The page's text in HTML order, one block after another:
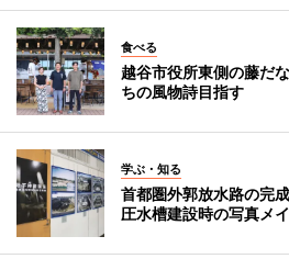
食べる
越谷市役所東側の藤だ
ちの風物詩目指す
学ぶ・知る
首都圏外郭放水路の完
圧水槽建設時の写真メ